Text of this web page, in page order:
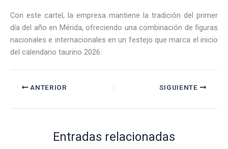
Con este cartel, la empresa mantiene la tradición del primer
día del año en Mérida, ofreciendo una combinación de figuras
nacionales e internacionales en un festejo que marca el inicio
del calendario taurino 2026.
ANTERIOR SIGUIENTE
Entradas relacionadas